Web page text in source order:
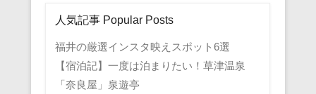
人気記事 Popular Posts
福井の厳選インスタ映えスポット6選
【宿泊記】一度は泊まりたい！草津温泉
「奈良屋」泉遊亭